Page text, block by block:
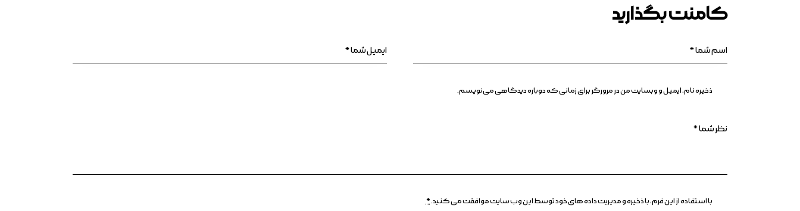
کامنت بگذارید
ذخیره نام، ایمیل و وبسایت من در مرورگر برای زمانی که دوباره دیدگاهی می‌نویسم.
با استفاده از این فرم، با ذخیره و مدیریت داده های خود توسط این وب سایت موافقت می کنید.*